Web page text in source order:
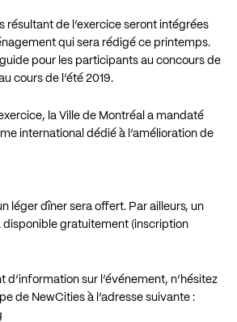
résultant de l’exercice seront intégrées
qui sera rédigé ce printemps.
pour les participants au concours de
cours de l’été 2019.
la Ville de Montréal a mandaté
international dédié à l’amélioration de
léger dîner sera offert. Par ailleurs, un
disponible gratuitement (inscription
d’information sur l’événement, n’hésitez
de NewCities à l’adresse suivante :